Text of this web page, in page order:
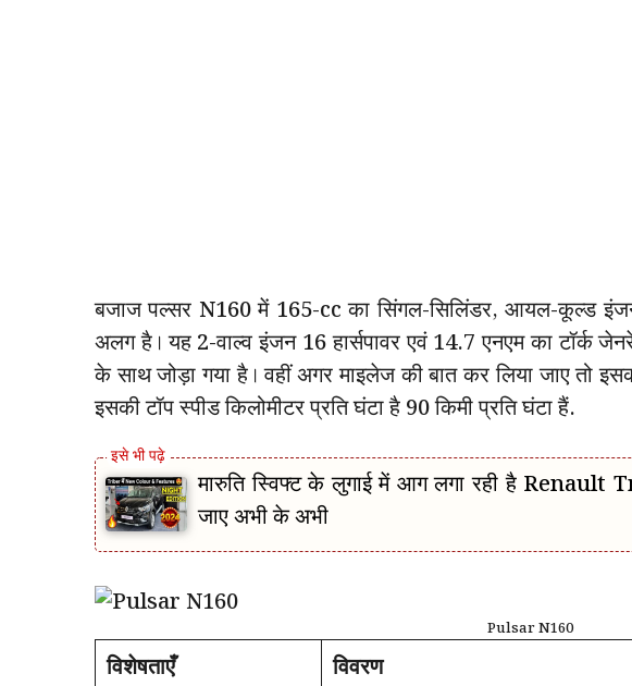
बजाज पल्सर N160 में 165-cc का सिंगल-सिलिंडर, आयल-कूल्ड
अलग है। यह 2-वाल्व इंजन 16 हार्सपावर एवं 14.7 एनएम का टॉर्क
के साथ जोड़ा गया है। वहीं अगर माइलेज की बात कर लिया जाए तो
इसकी टॉप स्पीड किलोमीटर प्रति घंटा है 90 किमी प्रति घंटा हैं.
मारुति स्विफ्ट के लुगाई में आग लगा रही है
जाए अभी के अभी
Pulsar N160
विशेषताएँ
विवरण